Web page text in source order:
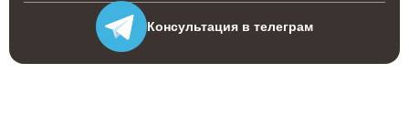
Консультация в телеграм